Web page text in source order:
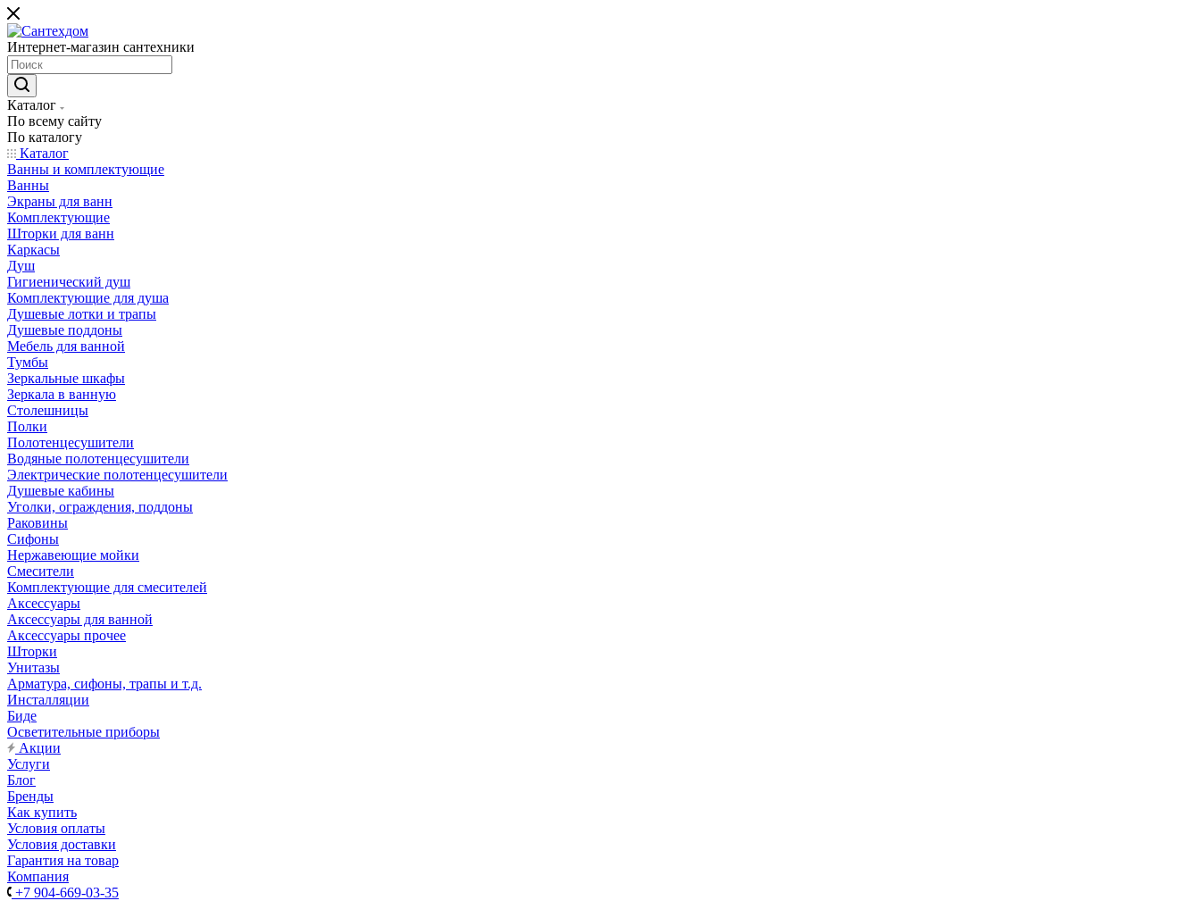
Интернет-магазин сантехники
Каталог
По всему сайту
По каталогу
Каталог
Ванны и комплектующие
Ванны
Экраны для ванн
Комплектующие
Шторки для ванн
Каркасы
Душ
Гигиенический душ
Комплектующие для душа
Душевые лотки и трапы
Душевые поддоны
Мебель для ванной
Тумбы
Зеркальные шкафы
Зеркала в ванную
Столешницы
Полки
Полотенцесушители
Водяные полотенцесушители
Электрические полотенцесушители
Душевые кабины
Уголки, ограждения, поддоны
Раковины
Сифоны
Нержавеющие мойки
Смесители
Комплектующие для смесителей
Аксессуары
Аксессуары для ванной
Аксессуары прочее
Шторки
Унитазы
Арматура, сифоны, трапы и т.д.
Инсталляции
Биде
Осветительные приборы
Акции
Услуги
Блог
Бренды
Как купить
Условия оплаты
Условия доставки
Гарантия на товар
Компания
+7 904-669-03-35